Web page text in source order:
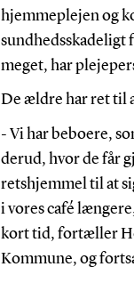
hjemmeplejen og
sundhedsskadeligt
meget, har
De ældre har ret til
- Vi har beboere,
derud, hvor de får
retshjemmel til at
i vores café
kort tid, fortæller
Kommune, og